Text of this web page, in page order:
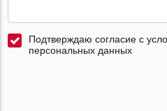
Подтверждаю согласие с
персональных данных